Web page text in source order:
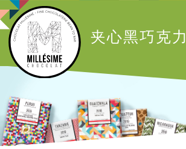
夹心黑巧克力